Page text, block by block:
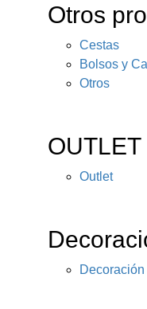
Otros
Cestas
Bolsos y
Otros
OUTLET
Outlet